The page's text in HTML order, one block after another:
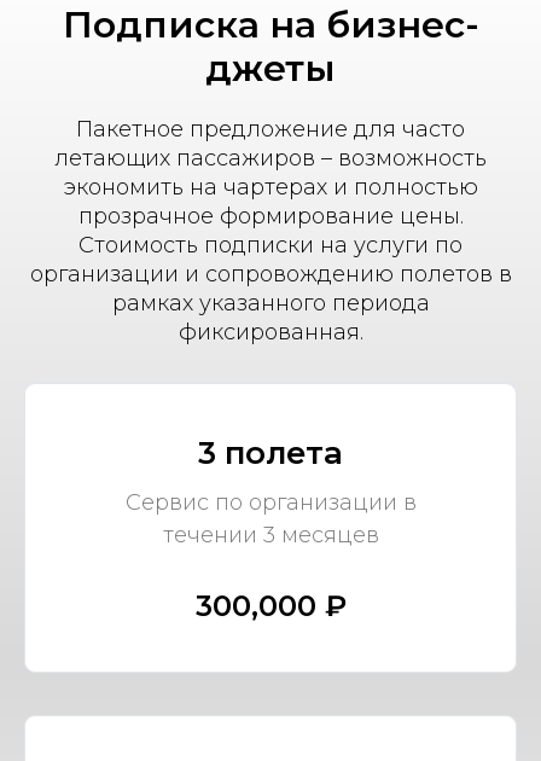
Подписка на бизнес-
джеты
Пакетное предложение для часто
летающих пассажиров – возможность
экономить на чартерах и полностью
прозрачное формирование цены.
Стоимость подписки на услуги по
организации и сопровождению полетов в
рамках указанного периода
фиксированная.
3 полета
Сервис по организации в
течении 3 месяцев
300,000 ₽